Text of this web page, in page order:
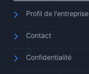
Profil de l'entreprise
Contact
Confidentialité